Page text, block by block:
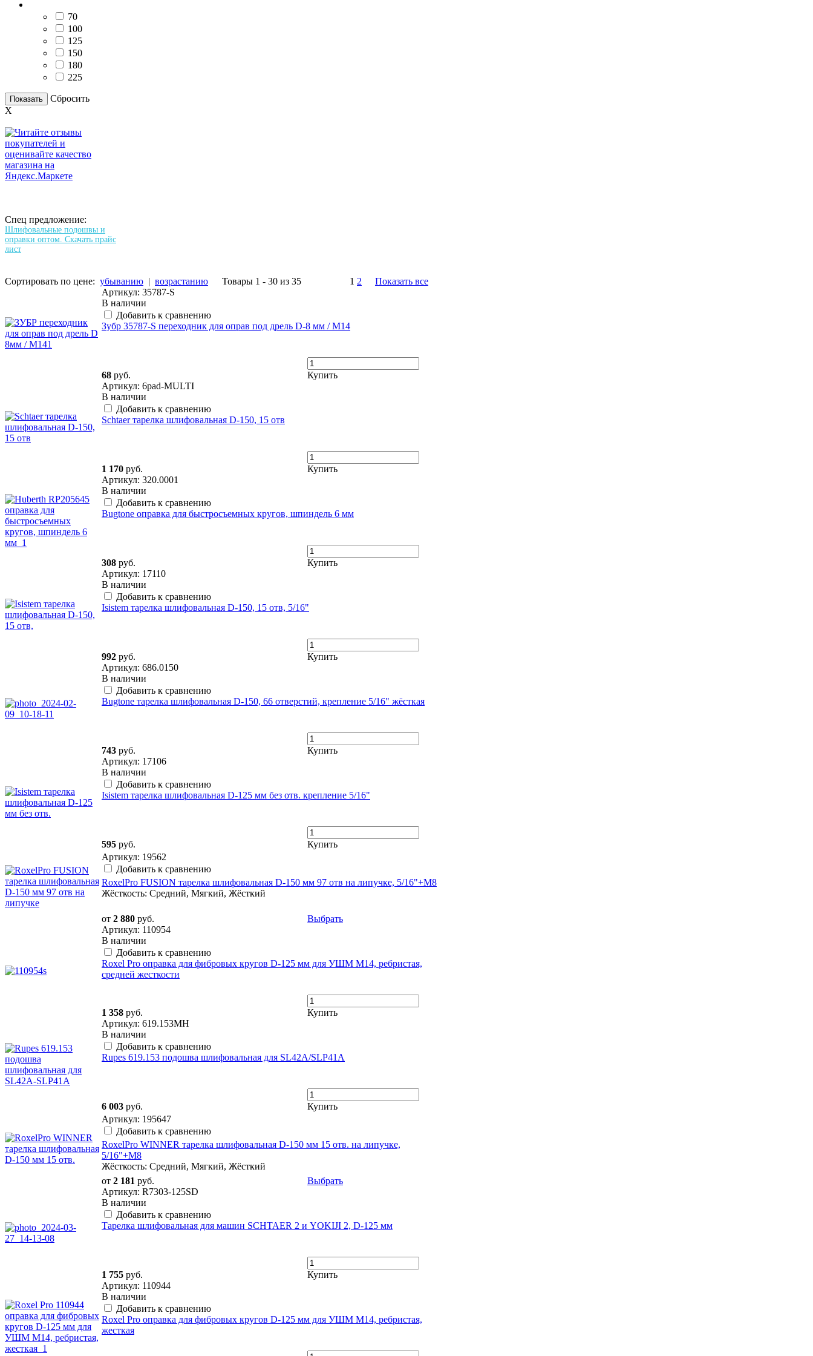
70
100
125
150
180
225
Показать
Сбросить
X
Спец предложение:
Шлифовальные подошвы и
оправки оптом. Скачать прайс
лист
Сортировать по цене: убыванию | возрастанию Товары 1 - 30 из 35 1 2
Показать все
Артикул: 35787-S
В наличии
Добавить к сравнению
Зубр 35787-S переходник для оправ под дрель D-8 мм / М14
68 руб.
Купить
Артикул: 6pad-MULTI
В наличии
Добавить к сравнению
Schtaer тарелка шлифовальная D-150, 15 отв
1 170 руб.
Купить
Артикул: 320.0001
В наличии
Добавить к сравнению
Bugtone оправка для быстросъемных кругов, шпиндель 6 мм
308 руб.
Купить
Артикул: 17110
В наличии
Добавить к сравнению
Isistem тарелка шлифовальная D-150, 15 отв, 5/16"
992 руб.
Купить
Артикул: 686.0150
В наличии
Добавить к сравнению
Bugtone тарелка шлифовальная D-150, 66 отверстий, крепление 5/16" жёсткая
743 руб.
Купить
Артикул: 17106
В наличии
Добавить к сравнению
Isistem тарелка шлифовальная D-125 мм без отв. крепление 5/16"
595 руб.
Купить
Артикул: 19562
Добавить к сравнению
RoxelPro FUSION тарелка шлифовальная D-150 мм 97 отв на липучке, 5/16"+М8
Жёсткость: Средний, Мягкий, Жёсткий
от 2 880 руб.
Выбрать
Артикул: 110954
В наличии
Добавить к сравнению
Roxel Pro оправка для фибровых кругов D-125 мм для УШМ М14, ребристая,
средней жесткости
1 358 руб.
Купить
Артикул: 619.153MH
В наличии
Добавить к сравнению
Rupes 619.153 подошва шлифовальная для SL42A/SLP41A
6 003 руб.
Купить
Артикул: 195647
Добавить к сравнению
RoxelPro WINNER тарелка шлифовальная D-150 мм 15 отв. на липучке,
5/16"+М8
Жёсткость: Средний, Мягкий, Жёсткий
от 2 181 руб.
Выбрать
Артикул: R7303-125SD
В наличии
Добавить к сравнению
Тарелка шлифовальная для машин SCHTAER 2 и YOKIJI 2, D-125 мм
1 755 руб.
Купить
Артикул: 110944
В наличии
Добавить к сравнению
Roxel Pro оправка для фибровых кругов D-125 мм для УШМ М14, ребристая,
жесткая